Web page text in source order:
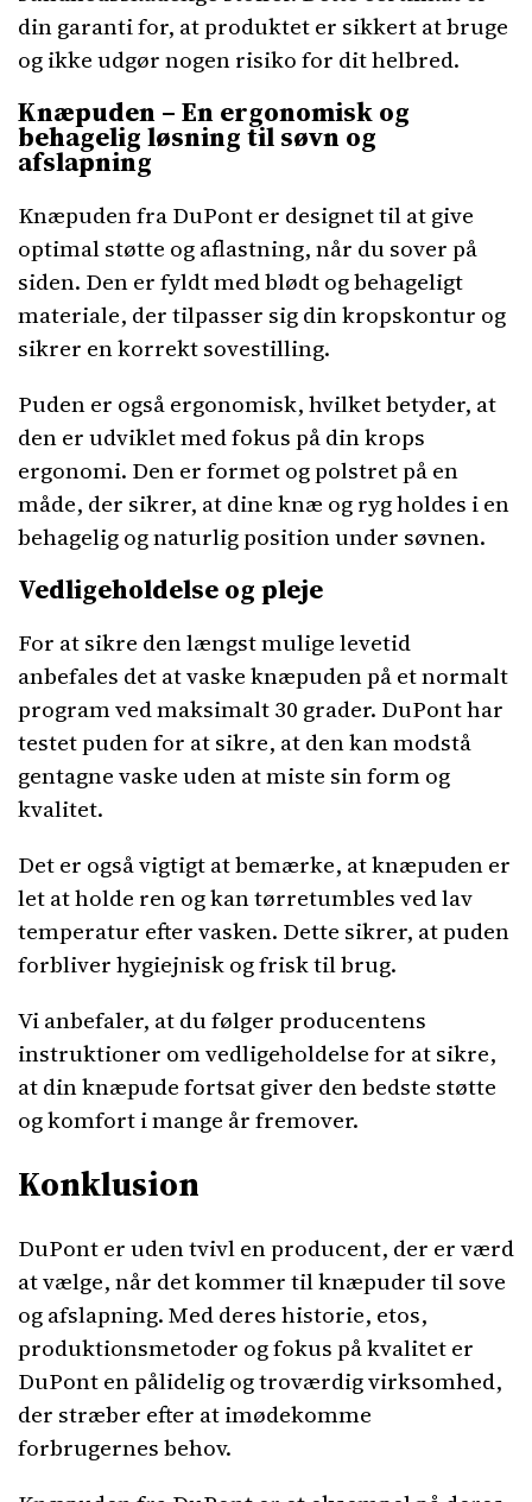
din garanti for, at produktet er sikkert at bruge
og ikke udgør nogen risiko for dit helbred.
Knæpuden – En ergonomisk og
behagelig løsning til søvn og
afslapning
Knæpuden fra DuPont er designet til at give
optimal støtte og aflastning, når du sover på
siden. Den er fyldt med blødt og behageligt
materiale, der tilpasser sig din kropskontur og
sikrer en korrekt sovestilling.
Puden er også ergonomisk, hvilket betyder, at
den er udviklet med fokus på din krops
ergonomi. Den er formet og polstret på en
måde, der sikrer, at dine knæ og ryg holdes i en
behagelig og naturlig position under søvnen.
Vedligeholdelse og pleje
For at sikre den længst mulige levetid
anbefales det at vaske knæpuden på et normalt
program ved maksimalt 30 grader. DuPont har
testet puden for at sikre, at den kan modstå
gentagne vaske uden at miste sin form og
kvalitet.
Det er også vigtigt at bemærke, at knæpuden er
let at holde ren og kan tørretumbles ved lav
temperatur efter vasken. Dette sikrer, at puden
forbliver hygiejnisk og frisk til brug.
Vi anbefaler, at du følger producentens
instruktioner om vedligeholdelse for at sikre,
at din knæpude fortsat giver den bedste støtte
og komfort i mange år fremover.
Konklusion
DuPont er uden tvivl en producent, der er værd
at vælge, når det kommer til knæpuder til sove
og afslapning. Med deres historie, etos,
produktionsmetoder og fokus på kvalitet er
DuPont en pålidelig og troværdig virksomhed,
der stræber efter at imødekomme
forbrugernes behov.